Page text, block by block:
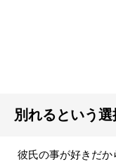
別れるという
彼氏の事が好きだ